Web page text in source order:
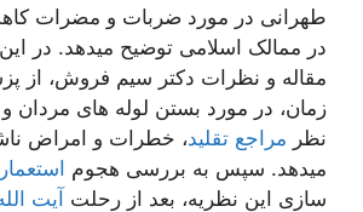
طهرانی در مورد ضربات و مضرات
در ممالک اسلامی توضیح میدهد. در
مقاله و نظرات دکتر سیم فروش، از
زمان، در مورد بستن لوله های مردان
نظر مراجع تقلید، خطرات و امراض
میدهد. سپس به بررسی هجوم استعمار
سازی این نظریه، بعد از رحلت
آیت